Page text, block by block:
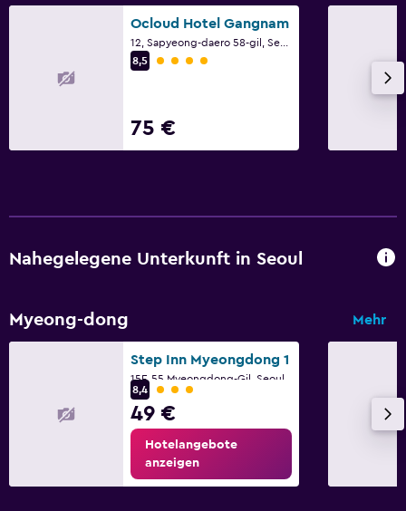
Über den Aufzug zugänglich
Nichtraucherzimmer
Flachbildfernseher
Wäschezimmer
Bügelservice
Bügeleisen und -brett
Ocloud Hotel Gangnam
8,5
Bewertungskategorie 4
75 €
Nahegelegene Unterkunft in Seoul
Myeong-dong Mehr
Step Inn Myeongdong 1
15F, 55 Myeongdong-Gil, Seoul
8,4
Bewertungskategorie 3
49 €
Hotelangebote
anzeigen